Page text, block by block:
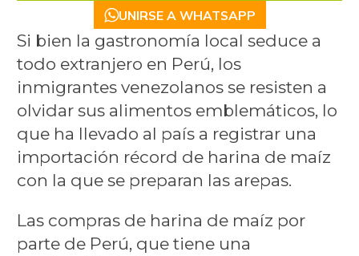
UNIRSE A WHATSAPP
Si bien la gastronomía local seduce a
todo extranjero en Perú, los
inmigrantes venezolanos se resisten a
olvidar sus alimentos emblemáticos, lo
que ha llevado al país a registrar una
importación récord de harina de maíz
con la que se preparan las arepas.
Las compras de harina de maíz por
parte de Perú, que tiene una